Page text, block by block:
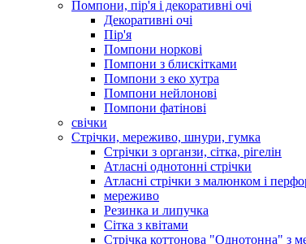
Помпони, пір'я і декоративні очі
Декоративні очі
Пір'я
Помпони норкові
Помпони з блискітками
Помпони з еко хутра
Помпони нейлонові
Помпони фатінові
свічки
Стрічки, мереживо, шнури, гумка
Стрічки з органзи, сітка, рігелін
Атласні однотонні стрічки
Атласні стрічки з малюнком і
мереживо
Резинка и липучка
Сітка з квітами
Стрічка коттонова "Однотонна" з